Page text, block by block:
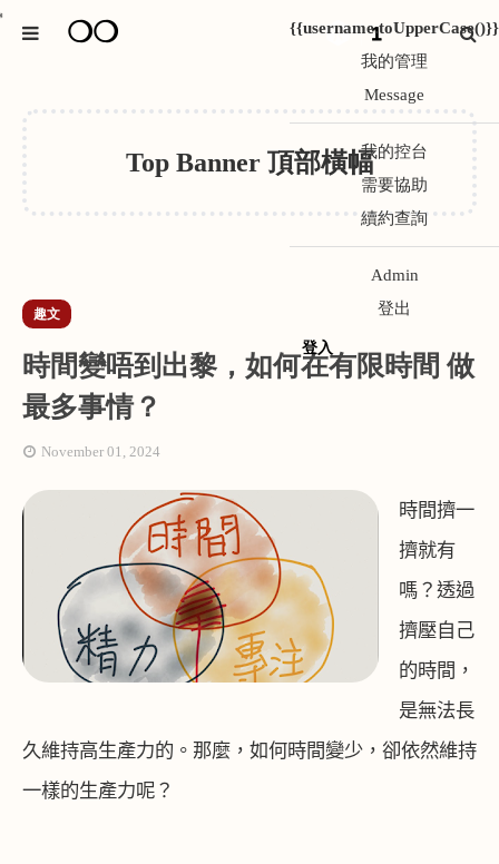
❍❍
{{username.toUpperCase()}}
我的管理
Message
我的控台
需要協助
續約查詢
Admin
登出
登入
1
Top Banner 頂部橫幅
趣文
時間變唔到出黎，如何在有限時間 做
最多事情？
November 01, 2024
時間擠一
擠就有
嗎？透過
擠壓自己
的時間，
是無法長
久維持高生產力的。那麼，如何時間變少，卻依然維持
一樣的生產力呢？